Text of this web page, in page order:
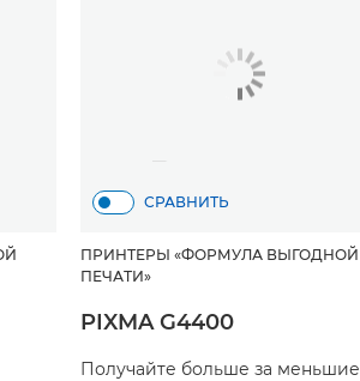
СРАВНИТЬ
ПРИНТЕРЫ «ФОРМУЛА ВЫГОДНОЙ
ПЕЧАТИ»
PIXMA G4400
Получайте больше за меньшие